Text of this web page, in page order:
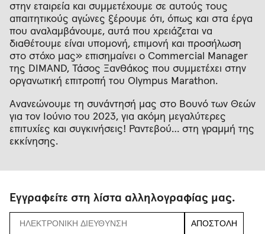
στην εταιρεία και συμμετέχουμε σε αυτούς τους
απαιτητικούς αγώνες ξέρουμε ότι, όπως και στα έργα
που αναλαμβάνουμε, αυτά που χρειάζεται να
διαθέτουμε είναι υπομονή, επιμονή και προσήλωση
στο στόχο μας» επισημαίνει ο Commercial Manager
της DIMAND, Τάσος Ξανθάκος που συμμετέχει στην
οργανωτική επιτροπή του Olympus Marathon.
Ανανεώνουμε τη συνάντησή μας στο Βουνό των Θεών
για τον Ιούνιο του 2023, για ακόμη μεγαλύτερες
επιτυχίες και συγκινήσεις! Ραντεβού… στη γραμμή της
εκκίνησης.
Εγγραφείτε στη λίστα αλληλογραφίας μας.